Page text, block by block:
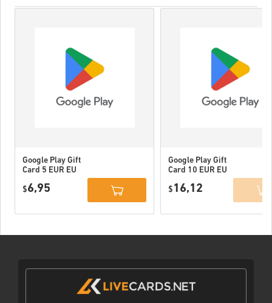
Google Play Gift
Card 5 EUR EU
$6,95
Google Play Gift
Card 10 EUR EU
$ 16,12